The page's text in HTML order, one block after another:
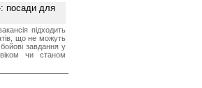
посади для
підходить
що не можуть
завдання у
віком чи станом